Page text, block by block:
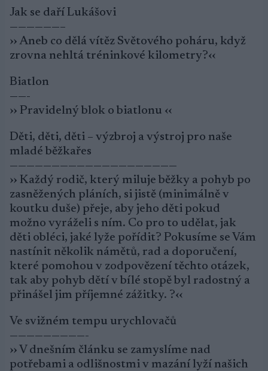
Jak se daří Lukášovi
——————–
›› Aneb co dělá vítěz Světového poháru, když
zrovna nehltá tréninkové kilometry?‹‹
Biatlon
——-
›› Pravidelný blok o biatlonu ‹‹
Děti, děti, děti – výzbroj a výstroj pro naše
mladé běžkařes
————————————————————
›› Každý rodič, který miluje běžky a pohyb po
zasněžených pláních, si jistě (minimálně v
koutku duše) přeje, aby jeho děti pokud
možno vyráželi s ním. Co pro to udělat, jak
děti obléci, jaké lyže pořídit? Pokusíme se Vám
nastínit několik námětů, rad a doporučení,
které pomohou v zodpovězení těchto otázek,
tak aby pohyb dětí v bílé stopě byl radostný a
přinášel jim příjemné zážitky. ?‹‹
Ve svižném tempu urychlovačů
—————————-
›› V dnešním článku se zamyslíme nad
potřebami a odlišnostmi v mazání lyží našich